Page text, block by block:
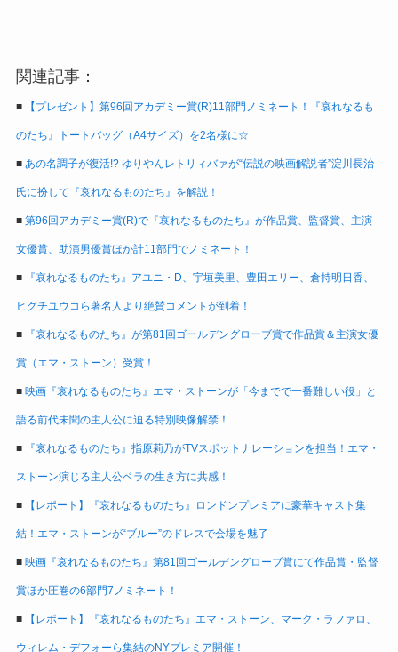
関連記事：
■ 【プレゼント】第96回アカデミー賞(R)11部門ノミネート！『哀れなるも
のたち』トートバッグ（A4サイズ）を2名様に☆
■ あの名調子が復活!? ゆりやんレトリィバァが“伝説の映画解説者”淀川長治
氏に扮して『哀れなるものたち』を解説！
■ 第96回アカデミー賞(R)で『哀れなるものたち』が作品賞、監督賞、主演
女優賞、助演男優賞ほか計11部門でノミネート！
■ 『哀れなるものたち』アユニ・D、宇垣美里、豊田エリー、倉持明日香、
ヒグチユウコら著名人より絶賛コメントが到着！
■ 『哀れなるものたち』が第81回ゴールデングローブ賞で作品賞＆主演女優
賞（エマ・ストーン）受賞！
■ 映画『哀れなるものたち』エマ・ストーンが「今までで一番難しい役」と
語る前代未聞の主人公に迫る特別映像解禁！
■ 『哀れなるものたち』指原莉乃がTVスポットナレーションを担当！エマ・
ストーン演じる主人公ベラの生き方に共感！
■ 【レポート】『哀れなるものたち』ロンドンプレミアに豪華キャスト集
結！エマ・ストーンが“ブルー”のドレスで会場を魅了
■ 映画『哀れなるものたち』第81回ゴールデングローブ賞にて作品賞・監督
賞ほか圧巻の6部門7ノミネート！
■ 【レポート】『哀れなるものたち』エマ・ストーン、マーク・ラファロ、
ウィレム・デフォーら集結のNYプレミア開催！